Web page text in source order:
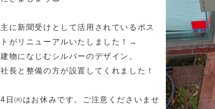
主に新聞受けとして活用されているポス
トがリニューアルいたしました！→
建物になじむシルバーのデザイン。
社長と整備の方が設置してくれました！
4日㈪はお休みです。ご注意くださいませ